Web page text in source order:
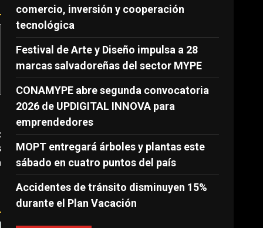
comercio, inversión y cooperación
tecnológica
Festival de Arte y Diseño impulsa a 28
marcas salvadoreñas del sector MYPE
CONAMYPE abre segunda convocatoria
2026 de UPDIGITAL INNOVA para
emprendedores
MOPT entregará árboles y plantas este
sábado en cuatro puntos del país
Accidentes de tránsito disminuyen 15%
durante el Plan Vacación